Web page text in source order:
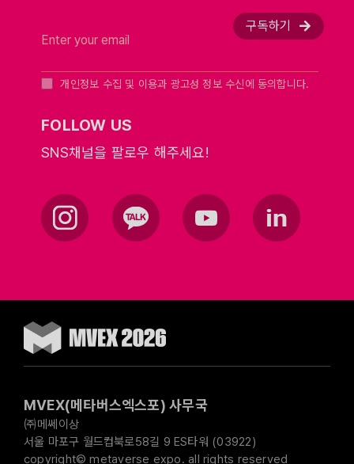
구독하기
개인정보 수집 및 이용과 광고성 정보 수신에 동의합니다.
FOLLOW US
SNS채널을 팔로우 해주세요!
MVEX(메타버스엑스포) 사무국
㈜메쎄이상
서울 마포구 월드컵북로58길 9 ES타워 (03922)
copyright© metaverse expo. all rights reserved